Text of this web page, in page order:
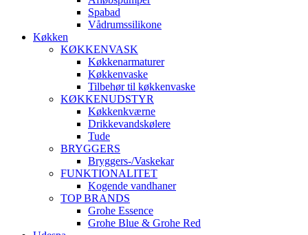
Spabad
Vådrumssilikone
Køkken
KØKKENVASK
Køkkenarmaturer
Køkkenvaske
Tilbehør til køkkenvaske
KØKKENUDSTYR
Køkkenkværne
Drikkevandskølere
Tude
BRYGGERS
Bryggers-/Vaskekar
FUNKTIONALITET
Kogende vandhaner
TOP BRANDS
Grohe Essence
Grohe Blue & Grohe Red